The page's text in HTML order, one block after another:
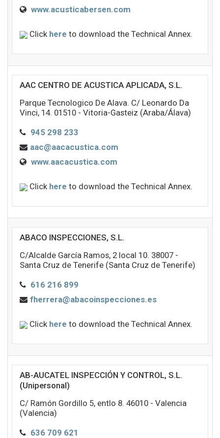
www.acusticabersen.com
Click here to download the Technical Annex.
AAC CENTRO DE ACUSTICA APLICADA, S.L.
Parque Tecnologico De Alava. C/ Leonardo Da
Vinci, 14. 01510 - Vitoria-Gasteiz (Araba/Álava)
945 298 233
aac@aacacustica.com
www.aacacustica.com
Click here to download the Technical Annex.
ABACO INSPECCIONES, S.L.
C/Alcalde García Ramos, 2 local 10. 38007 -
Santa Cruz de Tenerife (Santa Cruz de Tenerife)
616 216 899
fherrera@abacoinspecciones.es
Click here to download the Technical Annex.
AB-AUCATEL INSPECCIÓN Y CONTROL, S.L.
(Unipersonal)
C/ Ramón Gordillo 5, entlo 8. 46010 - Valencia
(Valencia)
636 709 621